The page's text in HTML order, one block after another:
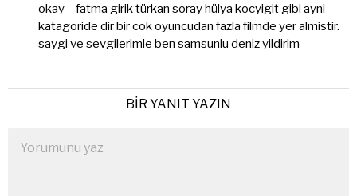
okay – fatma girik türkan soray hülya kocyigit gibi ayni
katagoride dir bir cok oyuncudan fazla filmde yer almistir.
saygi ve sevgilerimle ben samsunlu deniz yildirim
BIR YANIT YAZIN